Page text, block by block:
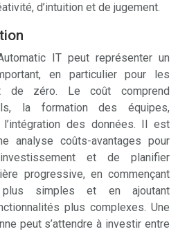
d’intuition et de jugement.
IT peut représenter un
en particulier pour les
de zéro. Le coût comprend
la formation des équipes,
l’intégration des données. Il est
analyse coûts-avantages pour
et de planifier
progressive, en commençant
simples et en ajoutant
plus complexes. Une
peut s’attendre à investir entre